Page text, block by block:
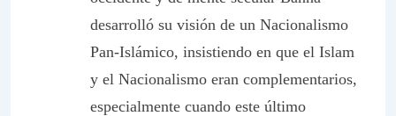
desarrolló su visión de un Nacionalismo
Pan-Islámico, insistiendo en que el Islam
y el Nacionalismo eran complementarios,
especialmente cuando este último